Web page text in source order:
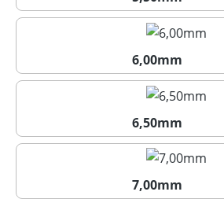
5,50mm
6,00mm
6,00mm
6,50mm
6,50mm
7,00mm